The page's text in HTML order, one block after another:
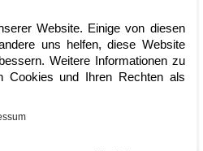
Website. Einige von diesen
uns helfen, diese Website
Weitere Informationen zu
Cookies und Ihren Rechten als